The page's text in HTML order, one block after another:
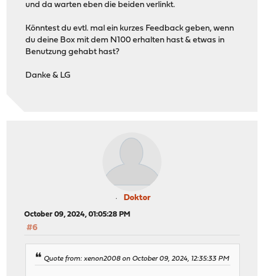
und da warten eben die beiden verlinkt.
Könntest du evtl. mal ein kurzes Feedback geben, wenn
du deine Box mit dem N100 erhalten hast & etwas in
Benutzung gehabt hast?
Danke & LG
Doktor
October 09, 2024, 01:05:28 PM
#6
Quote from: xenon2008 on October 09, 2024, 12:35:33 PM